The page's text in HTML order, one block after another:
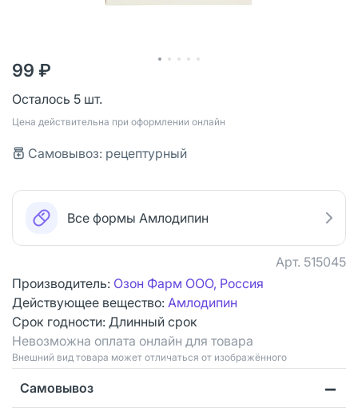
99 ₽
Осталось 5 шт.
Цена действительна при оформлении онлайн
Самовывоз: рецептурный
Все формы Амлодипин
Арт. 515045
Производитель: Озон Фарм ООО, Россия
Действующее вещество: Амлодипин
Срок годности: Длинный срок
Невозможна оплата онлайн для товара
Bнешний вид товара может отличаться от изображённого
Самовывоз